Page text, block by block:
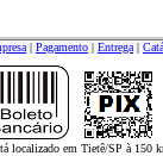
| Pagamento | Entrega|
localizado em Tietê/SP à 150